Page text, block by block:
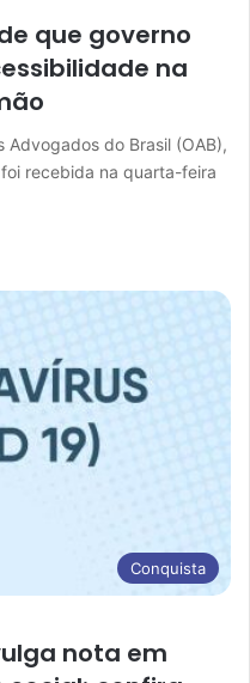
que governo
na
do Brasil (OAB),
recebida na quarta-feira
Conquista
nota em